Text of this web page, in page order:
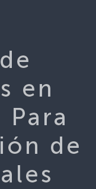
en
de